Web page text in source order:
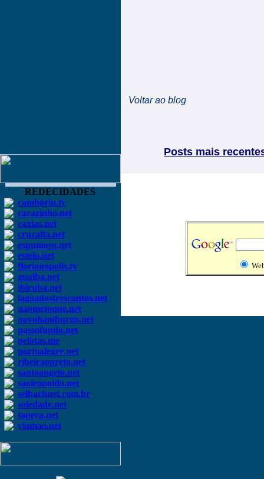
REDECIDADES
camboriu.tv
carazinho.net
caxias.net
cruzalta.net
espumoso.net
esteio.net
florianopolis.tv
guaiba.net
ibiruba.net
lagoadostrescantos.net
naometoque.net
novohamburgo.net
passofundo.net
pelotas.me
portoalegre.net
ribeiraopreto.net
santoangelo.net
saoleopoldo.net
selbachnet.com.br
soledade.net
tapera.net
viamao.net
Voltar ao blog
Posts mais